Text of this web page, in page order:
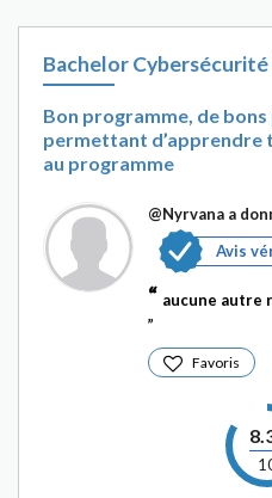
Bachelor Cybersécurité
Bon programme, de
permettant d’apprendre
au programme
@Nyrvana a
Avis
aucune autre
Favoris